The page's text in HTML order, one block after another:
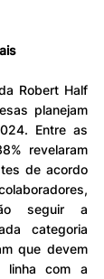
planejam
Entre as
revelaram
de acordo
seguir a
categoria
que devem
linha com a